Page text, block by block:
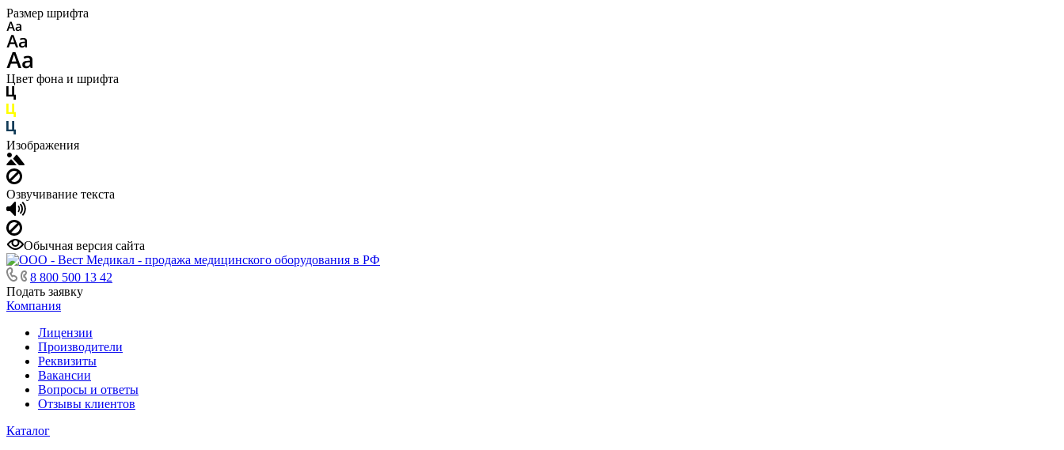
Размер шрифта
Цвет фона и шрифта
Изображения
Озвучивание текста
Обычная версия сайта
8 800 500 13 42
Подать заявку
Компания
Лицензии
Производители
Реквизиты
Вакансии
Вопросы и ответы
Отзывы клиентов
Каталог